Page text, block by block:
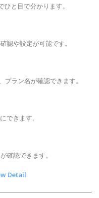
と目で分かります。
認や設定が可能です。
ラン名が確認できます。
できます。
確認できます。
Detail